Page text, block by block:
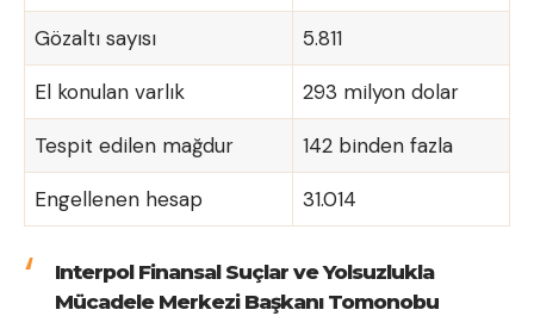
Gözaltı sayısı 5.811
El konulan varlık 293 milyon dolar
Tespit edilen mağdur 142 binden fazla
Engellenen hesap 31.014
Interpol Finansal Suçlar ve Yolsuzlukla
Mücadele Merkezi Başkanı Tomonobu